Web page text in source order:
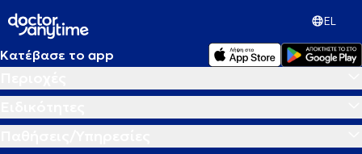
EL
Κατέβασε το app